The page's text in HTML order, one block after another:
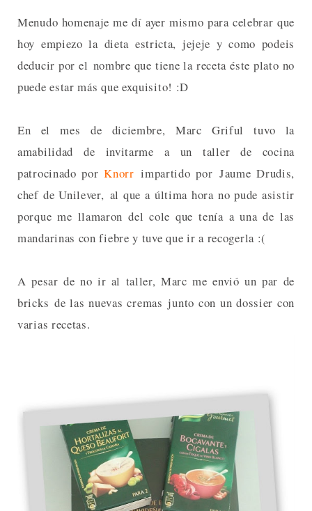
Menudo homenaje me dí ayer mismo para celebrar que
hoy empiezo la dieta estricta, jejeje y como podeis
deducir por el nombre que tiene la receta éste plato no
puede estar más que exquisito! :D
En el mes de diciembre, Marc Griful tuvo la
amabilidad de invitarme a un taller de cocina
patrocinado porKnorr impartido por Jaume Drudis,
chef de Unilever, al que a última hora no pude asistir
porque me llamaron del cole que tenía a una de las
mandarinas con fiebre y tuve que ir a recogerla :(
A pesar de no ir al taller, Marc me envió un par de
bricks de las nuevas cremas junto con un dossier con
varias recetas.